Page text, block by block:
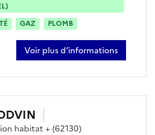
GAZ PLOMB
Voir plus d’informations
sur jean-christophe defoort
habitat + (62130)